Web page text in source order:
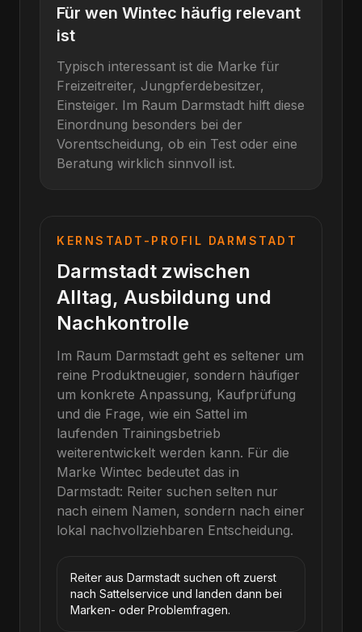
Für wen Wintec häufig relevant
ist
Typisch interessant ist die Marke für
Freizeitreiter, Jungpferdebesitzer,
Einsteiger. Im Raum Darmstadt hilft diese
Einordnung besonders bei der
Vorentscheidung, ob ein Test oder eine
Beratung wirklich sinnvoll ist.
KERNSTADT-PROFIL DARMSTADT
Darmstadt zwischen
Alltag, Ausbildung und
Nachkontrolle
Im Raum Darmstadt geht es seltener um
reine Produktneugier, sondern häufiger
um konkrete Anpassung, Kaufprüfung
und die Frage, wie ein Sattel im
laufenden Trainingsbetrieb
weiterentwickelt werden kann. Für die
Marke Wintec bedeutet das in
Darmstadt: Reiter suchen selten nur
nach einem Namen, sondern nach einer
lokal nachvollziehbaren Entscheidung.
Reiter aus Darmstadt suchen oft zuerst
nach Sattelservice und landen dann bei
Marken- oder Problemfragen.